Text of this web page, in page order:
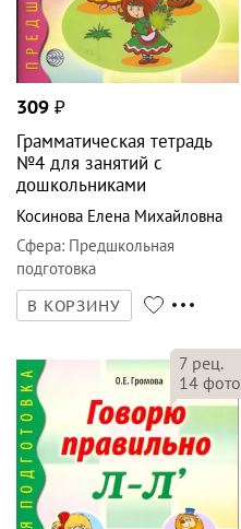
309 ₽
Грамматическая тетрадь
№4 для занятий с
дошкольниками
Косинова Елена Михайловна
Сфера: Предшкольная
подготовка
В КОРЗИНУ
7 рец.
14 фото